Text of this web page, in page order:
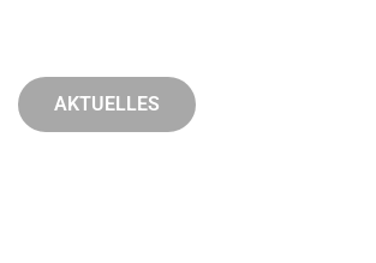
AKTUELLES